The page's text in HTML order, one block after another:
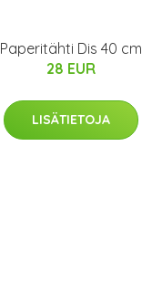
Paperitähti Dis 40 cm
28 EUR
LISÄTIETOJA